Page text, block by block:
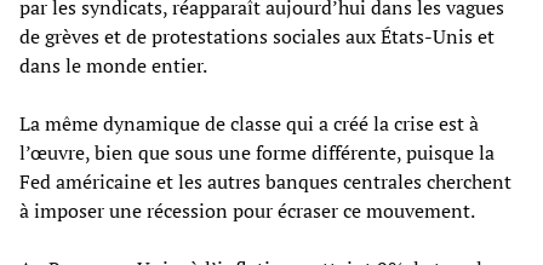
par les syndicats, réapparaît aujourd’hui dans les vagues
de grèves et de protestations sociales aux États-Unis et
dans le monde entier.
La même dynamique de classe qui a créé la crise est à
l’œuvre, bien que sous une forme différente, puisque la
Fed américaine et les autres banques centrales cherchent
à imposer une récession pour écraser ce mouvement.